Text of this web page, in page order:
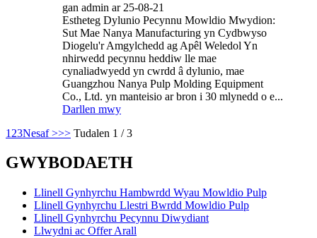
gan admin ar 25-08-21
Estheteg Dylunio Pecynnu Mowldio Mwydion:
Sut Mae Nanya Manufacturing yn Cydbwyso
Diogelu'r Amgylchedd ag Apêl Weledol Yn
nhirwedd pecynnu heddiw lle mae
cynaliadwyedd yn cwrdd â dylunio, mae
Guangzhou Nanya Pulp Molding Equipment
Co., Ltd. yn manteisio ar bron i 30 mlynedd o e...
Darllen mwy
1 23Nesaf >>> Tudalen 1 / 3
GWYBODAETH
Llinell Gynhyrchu Hambwrdd Wyau Mowldio Pulp
Llinell Gynhyrchu Llestri Bwrdd Mowldio Pulp
Llinell Gynhyrchu Pecynnu Diwydiant
Llwydni ac Offer Arall